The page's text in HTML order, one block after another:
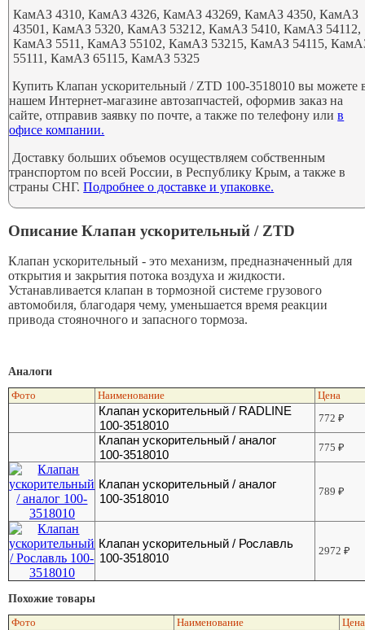
КамАЗ 4310, КамАЗ 4326, КамАЗ 43269, КамАЗ 4350, КамАЗ
43501, КамАЗ 5320, КамАЗ 53212, КамАЗ 5410, КамАЗ 54112,
КамАЗ 5511, КамАЗ 55102, КамАЗ 53215, КамАЗ 54115,
55111, КамАЗ 65115, КамАЗ 5325
Купить Клапан ускорительный / ZTD 100-3518010 вы можете
нашем Интернет-магазине автозапчастей, оформив заказ на
сайте, отправив заявку по почте, а также по телефону илив
офисе компании.
Доставку больших объемов осуществляем собственным
транспортом по всей России, в Республику Крым, а также в
страны СНГ.Подробнее о доставке и упаковке.
Описание Клапан ускорительный / ZTD
Клапан ускорительный - это механизм, предназначенный для
открытия и закрытия потока воздуха и жидкости.
Устанавливается клапан в тормозной системе грузового
автомобиля, благодаря чему, уменьшается время реакции
привода стояночного и запасного тормоза.
Аналоги
Фото Наименование Цена
Клапан ускорительный / RADLINE
100-3518010
772₽
Клапан ускорительный / аналог
100-3518010
775₽
Клапан ускорительный / аналог
100-3518010
789₽
Клапан ускорительный / Рославль
100-3518010
2972₽
Похожие товары
Фото Наименование Цена